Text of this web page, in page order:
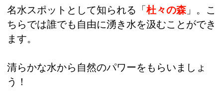
名水スポットとして知られる「 杜々の森 」。こ
ちらでは誰でも自由に湧き水を汲むことができ
ます。
清らかな水から自然のパワーをもらいましょ
う！